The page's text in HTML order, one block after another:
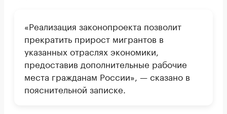
«Реализация законопроекта позволит
прекратить прирост мигрантов в
указанных отраслях экономики,
предоставив дополнительные рабочие
места гражданам России», — сказано в
пояснительной записке.